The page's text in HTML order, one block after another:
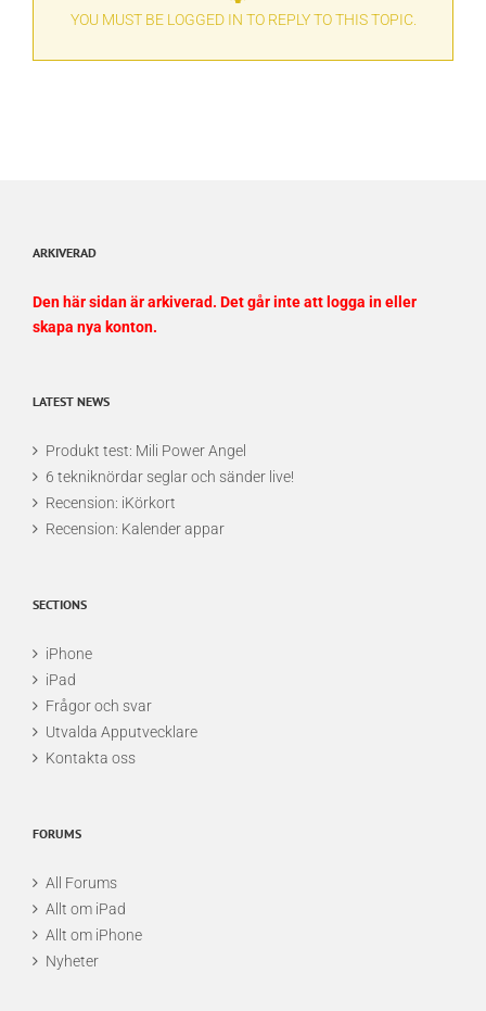
YOU MUST BE LOGGED IN TO REPLY TO THIS TOPIC.
ARKIVERAD
Den här sidan är arkiverad. Det går inte att logga in eller
skapa nya konton.
LATEST NEWS
Produkt test: Mili Power Angel
6 tekniknördar seglar och sänder live!
Recension: iKörkort
Recension: Kalender appar
SECTIONS
iPhone
iPad
Frågor och svar
Utvalda Apputvecklare
Kontakta oss
FORUMS
All Forums
Allt om iPad
Allt om iPhone
Nyheter